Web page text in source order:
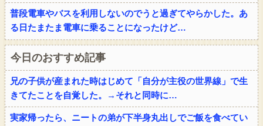
普段電車やバスを利用しないのでうと過ぎてやらかした。あ
る日たまたま電車に乗ることになったけど…
今日のおすすめ記事
兄の子供が産まれた時はじめて「自分が主役の世界線」で生
きてたことを自覚した。→それと同時に…
実家帰ったら、ニートの弟が下半身丸出しでご飯を食べてい